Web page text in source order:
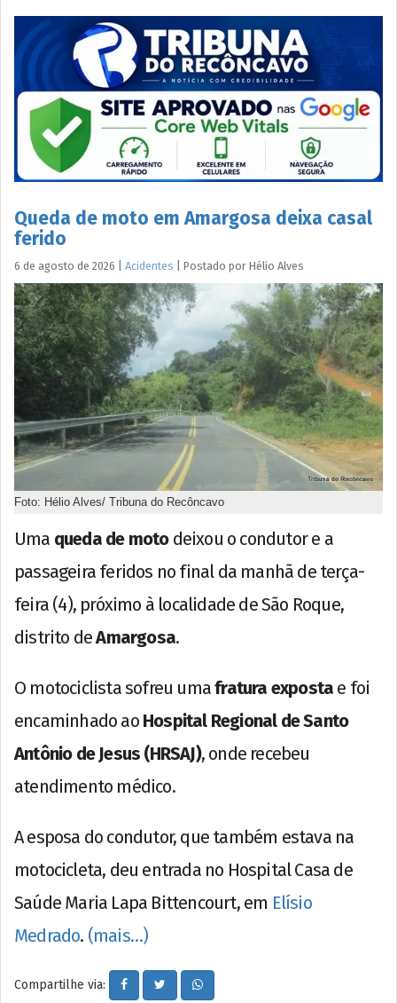
Queda de moto em Amargosa deixa casal
ferido
6 de agosto de 2026 Acidentes Postado por Hélio Alves
Foto: Hélio Alves/ Tribuna do Recôncavo
Uma queda de motodeixou o condutor e a
passageira feridos no final da manhã de terça-
feira (4), próximo à localidade de São Roque,
distrito deAmargosa.
O motociclista sofreu umafratura exposta e foi
encaminhado ao Hospital Regional de Santo
Antônio de Jesus (HRSAJ), onde recebeu
atendimento médico.
A esposa do condutor, que também estava na
motocicleta, deu entrada no Hospital Casa de
Saúde Maria Lapa Bittencourt, em Elísio
Medrado. (mais…)
Compartilhe via: